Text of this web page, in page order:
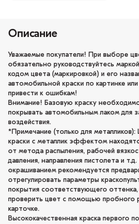
Описание
Уважаемые покупатели! При выборе
обязательно руководствуйтесь
кодом цвета (маркировкой) и его
автомобильной краски по картинке
привести к ошибкам!
Внимание! Базовую краску
покрывать автомобильным лаком для
воздействия.
*Примечание (только для
краски с металлик эффектом
от метода распыления, рабочей
давления, направления пистолета и
окрашиванием рекомендуется
отрегулировать параметры
покрытия соответствующего
проверить цвет с помощью пробного
карточке.
Высококачественная краска первого